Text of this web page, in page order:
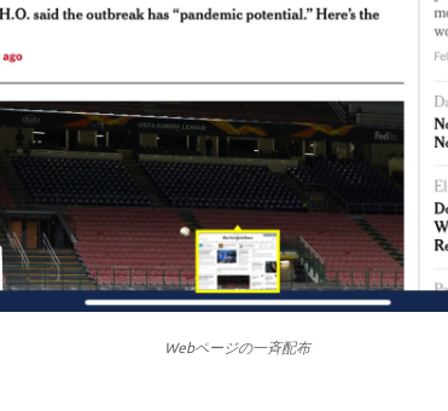
Webページの一斉配布